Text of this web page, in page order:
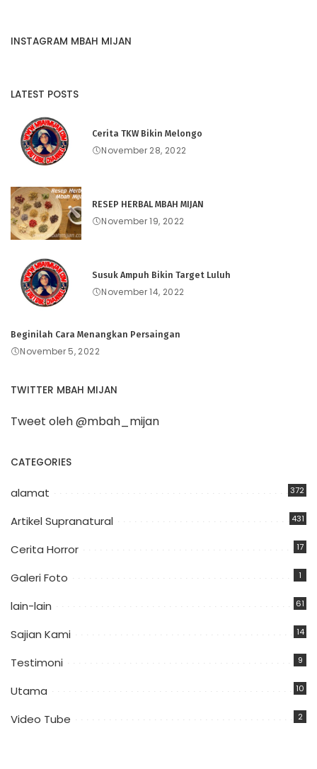
INSTAGRAM MBAH MIJAN
LATEST POSTS
Cerita TKW Bikin Melongo
November 28, 2022
RESEP HERBAL MBAH MIJAN
November 19, 2022
Susuk Ampuh Bikin Target Luluh
November 14, 2022
Beginilah Cara Menangkan Persaingan
November 5, 2022
TWITTER MBAH MIJAN
Tweet oleh @mbah_mijan
CATEGORIES
alamat 372
Artikel Supranatural 431
Cerita Horror 17
Galeri Foto 1
lain-lain 61
Sajian Kami 14
Testimoni 9
Utama 10
Video Tube 2